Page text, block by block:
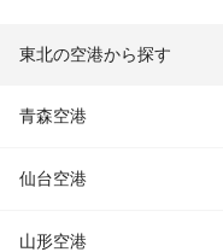
東北の空港から探す
青森空港
仙台空港
山形空港